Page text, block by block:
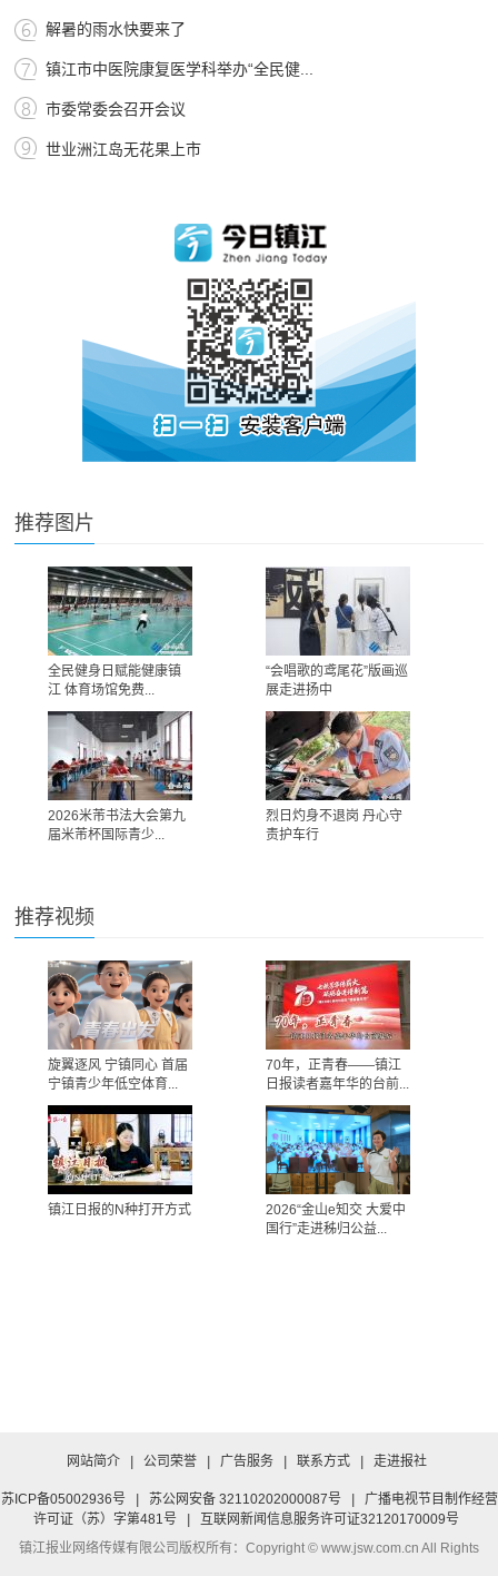
解暑的雨水快要来了
镇江市中医院康复医学科举办“全民健...
市委常委会召开会议
世业洲江岛无花果上市
推荐图片
全民健身日赋能健康镇
江 体育场馆免费...
“会唱歌的鸢尾花”版画巡
展走进扬中
2026米芾书法大会第九
届米芾杯国际青少...
烈日灼身不退岗 丹心守
责护车行
推荐视频
旋翼逐风 宁镇同心 首届
宁镇青少年低空体育...
70年，正青春——镇江
日报读者嘉年华的台前...
镇江日报的N种打开方式
2026“金山e知交 大爱中
国行”走进秭归公益...
网站简介 | 公司荣誉 | 广告服务 | 联系方式 | 走进报社
苏ICP备05002936号 | 苏公网安备 32110202000087号 |
广播电视节目制作经营
许可证（苏）字第481号
|
互联网新闻信息服务许可证32120170009号
镇江报业网络传媒有限公司版权所有：Copyright © www.jsw.com.cn All Rights